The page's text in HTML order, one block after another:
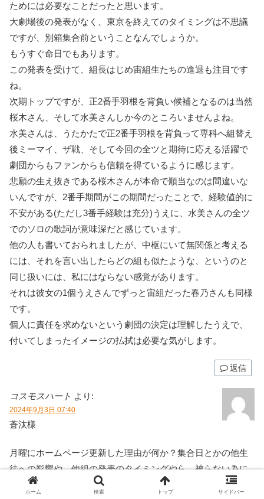
ためには必要なことだったと思います。
大劇場後の発表がなく、東京を終えてのタイミングは不思議
ですが、別箱集合前ということなんでしょうか。
もうすぐ命日でもあります。
この発表を受けて、組長はじめ宙組生たちの進退も注目です
ね。
次期トップですが、正2番手羽根を背負い候補となるのは当然
桜木さん、そして水美さんしか今のところいませんよね。
水美さんは、うたかたで正2番手羽根を背負って専科へ組替え
後ミーマイ、ザ戦、そして今回の全ツと期待に応える活躍で
劇団からもファンからも信頼を得ているように感じます。
悲願の生え抜きである桜木さんが本命で順当なのは間違いな
いんですが、2番手期間がこの期間だったことで、経験値的に
不安がある(ただし3番手経験は充分)うえに、水美さんの全ツ
でのソロの歌詞が意味深だと感じています。
他の人も書いておられましたが、中枢にいて無関係と考える
には、それを言い出したらどの組も似たような、というのと
同じ扱いには、私にはならない感覚があります。
それは彼女の1個うえさんでずっと宙組だった春乃さんも同様
です。
個人に責任を求めないという劇団の決定は理解したうえで、
付いてしまったイメージの払拭は必要な気がします。
返信
コスモスハート より:
2024年9月3日 07:40
蒼汰様
月曜にホームページ更新した理由が何か？集合日とかの他生
徒への影響や、他組の発表のタイミングやら、被らない為に
かな？
ホーム 検索 トップ サイドバー